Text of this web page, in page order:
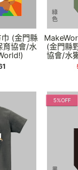
(金門縣
育協會/水
(金門縣
協會/水
5%OFF